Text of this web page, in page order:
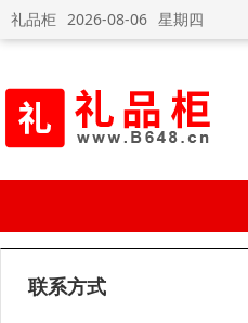
礼品柜 2026-08-06 星期四
联系方式